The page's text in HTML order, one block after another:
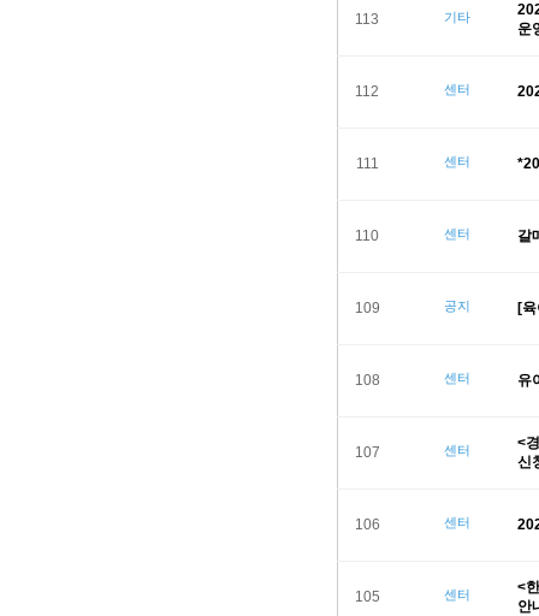
113 기타
운
112 센터
111 센터
110 센터 갈
109 공지 [
108 센터 유
107 센터
<
신
106 센터
105 센터
<
안